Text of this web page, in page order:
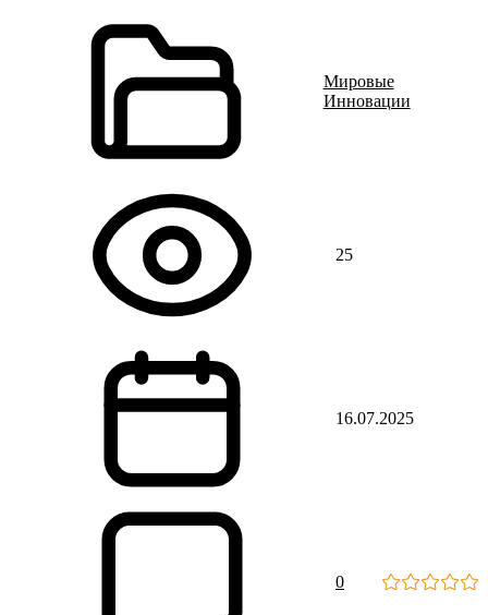
Мировые
Инновации
25
16.07.2025
0